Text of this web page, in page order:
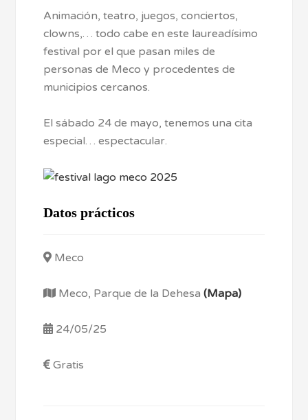
Animación, teatro, juegos, conciertos,
clowns,… todo cabe en este laureadísimo
festival por el que pasan miles de
personas de Meco y procedentes de
municipios cercanos.
El sábado 24 de mayo, tenemos una cita
especial… espectacular.
Datos prácticos
Meco
Meco, Parque de la Dehesa(Mapa)
24/05/25
Gratis